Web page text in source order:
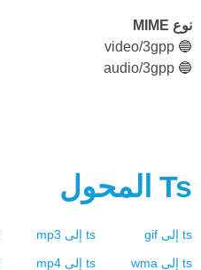
نوع MIME
🔵 video/3gpp
🔵 audio/3gpp
Ts المحول
ts إلى gif
ts إلى mp3
ts إلى wma
ts إلى mp4